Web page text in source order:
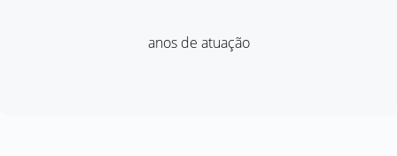
anos de atuação